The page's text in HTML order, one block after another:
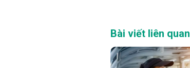
Bài viết liên quan